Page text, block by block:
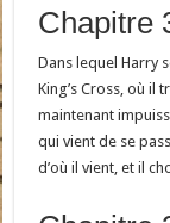
Chapitre
Dans lequel Harry
King’s Cross, où il
maintenant
qui vient de se
d’où il vient, et il